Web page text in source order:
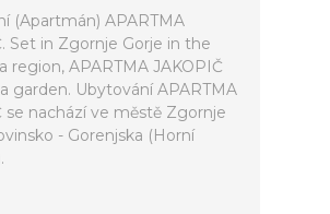
(Apartmán) APARTMA
Set in Zgornje Gorje in the
region, APARTMA JAKOPIČ
garden. Ubytování APARTMA
se nachází ve městě Zgornje
- Gorenjska (Horní